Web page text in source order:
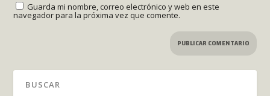
Guarda mi nombre, correo electrónico y web en este
navegador para la próxima vez que comente.